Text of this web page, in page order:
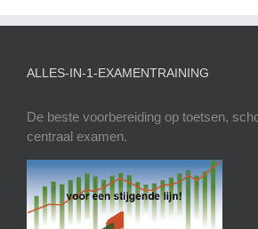
ALLES-IN-1-EXAMENTRAINING
De beste voorbereiding op toetsen,
centraal examen.